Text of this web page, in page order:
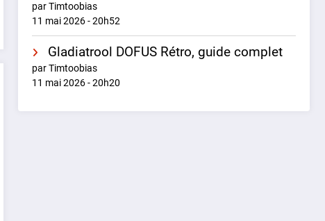
par Timtoobias
11 mai 2026 - 20h52
Gladiatrool DOFUS Rétro, guide complet
par Timtoobias
11 mai 2026 - 20h20